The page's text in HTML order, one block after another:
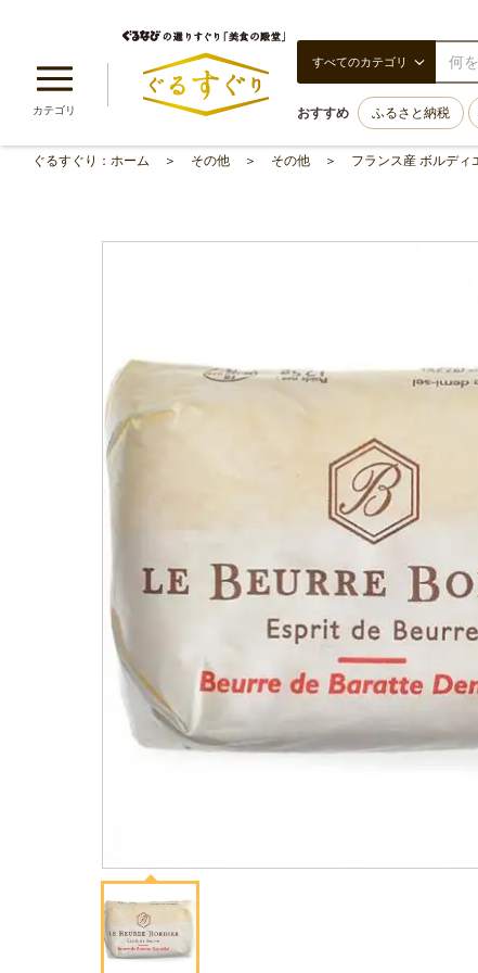
カテゴリ
すべてのカテゴリ
おすすめ ふるさと納税
ぐるすぐり：ホーム その他 その他 フランス産 ボルディ